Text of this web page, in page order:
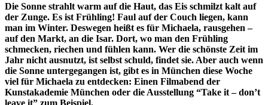
Die Sonne strahlt warm auf die Haut, das Eis schmilzt kalt auf
der Zunge. Es ist Frühling! Faul auf der Couch liegen, kann
man im Winter. Deswegen heißt es für Michaela, rausgehen –
auf den Markt, an die Isar. Dort, wo man den Frühling
schmecken, riechen und fühlen kann. Wer die schönste Zeit im
Jahr nicht ausnutzt, ist selbst schuld, findet sie. Aber auch wenn
die Sonne untergegangen ist, gibt es in München diese Woche
viel für Michaela zu entdecken: Einen Filmabend der
Kunstakademie München oder die Ausstellung “Take it – don’t
leave it” zum Beispiel.